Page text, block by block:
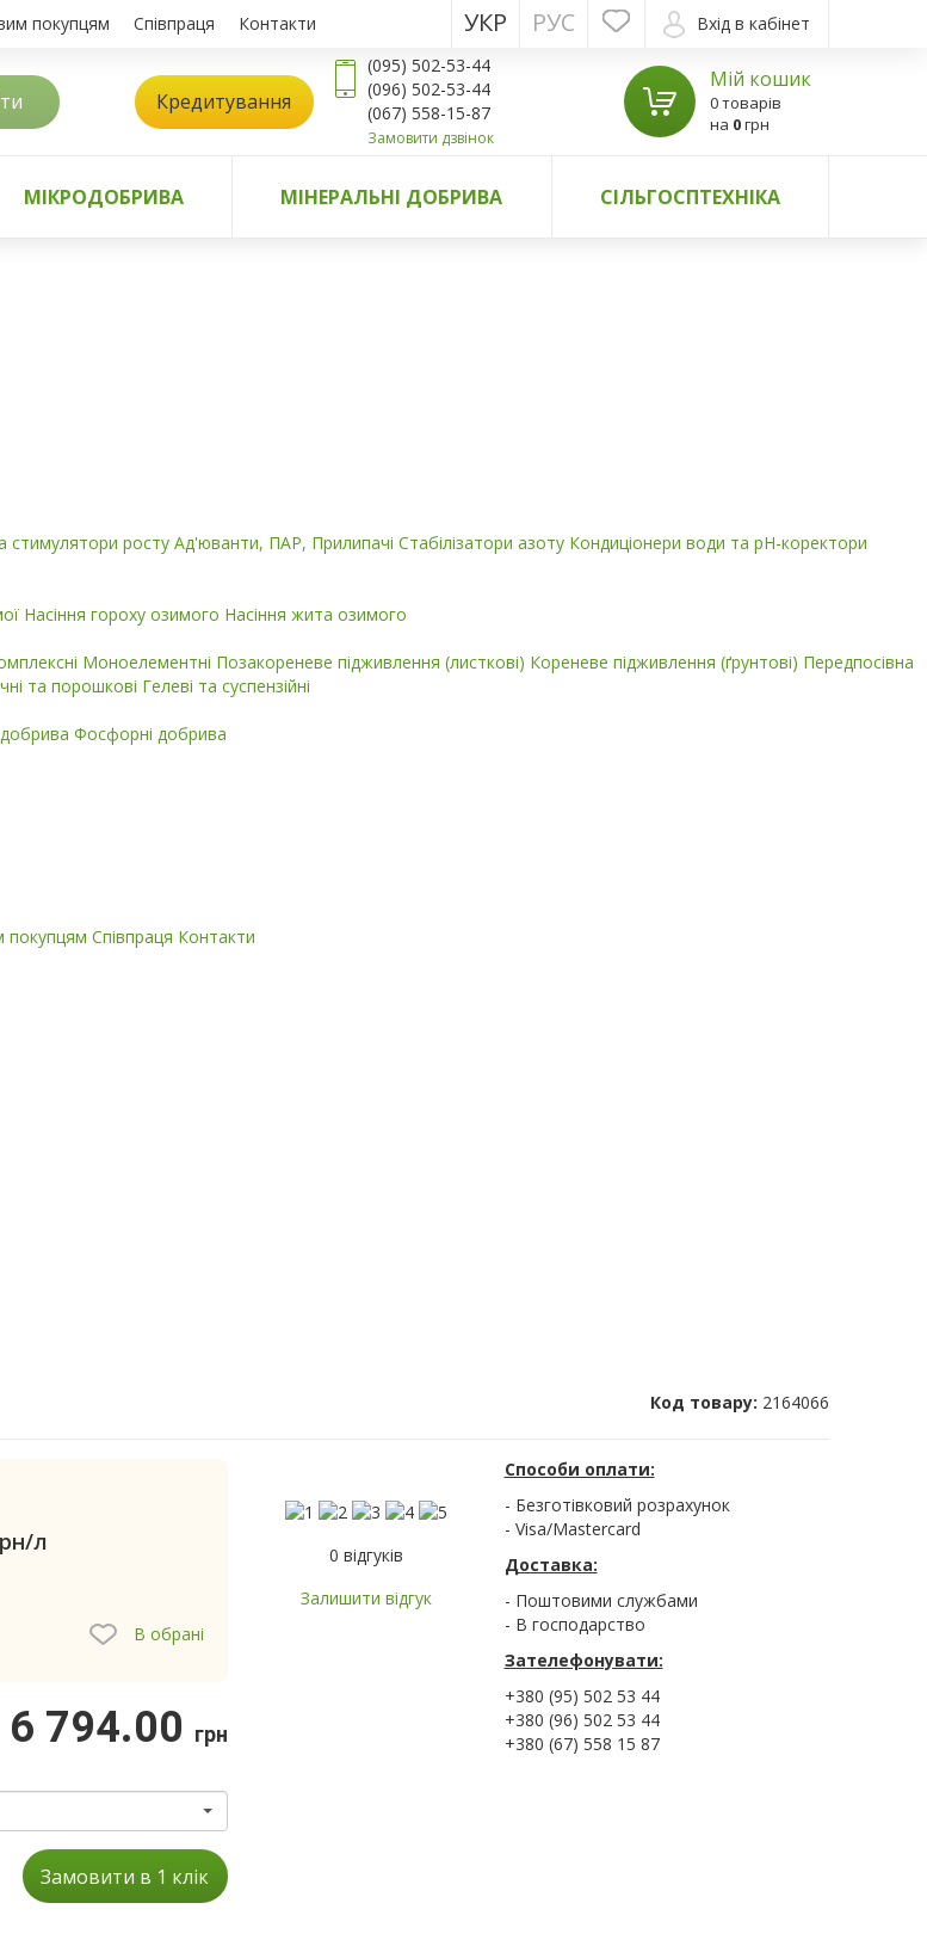
покупцям Співпраця Контакти Вхід в кабінет
РУС
УКР
Кредитування
(095) 502-53-44
(096) 502-53-44
(067) 558-15-87
Замовити дзвінок
Мій кошик
0 товарів
на 0грн
МІКРОДОБРИВА МІНЕРАЛЬНІ ДОБРИВА СІЛЬГОСПТЕХНІКА
стимулятори росту Ад'юванти, ПАР, Прилипачі Стабілізатори азоту Кондиціонери води та pH-коректори
Насіння гороху озимого Насіння жита озимого
Моноелементні Позакореневе підживлення (листкові) Кореневе підживлення (ґрунтові) Передпосівна
та порошкові Гелеві та суспензійні
добрива Фосфорні добрива
покупцям Співпраця Контакти
Код товару: 2164066
л
В обрані
6 794.00 грн
0 відгуків
Залишити відгук
Замовити в 1 клік
Способи оплати:
- Безготівковий розрахунок
- Visa/Mastercard
Доставка:
- Поштовими службами
- В господарство
Зателефонувати:
+380 (95) 502 53 44
+380 (96) 502 53 44
+380 (67) 558 15 87